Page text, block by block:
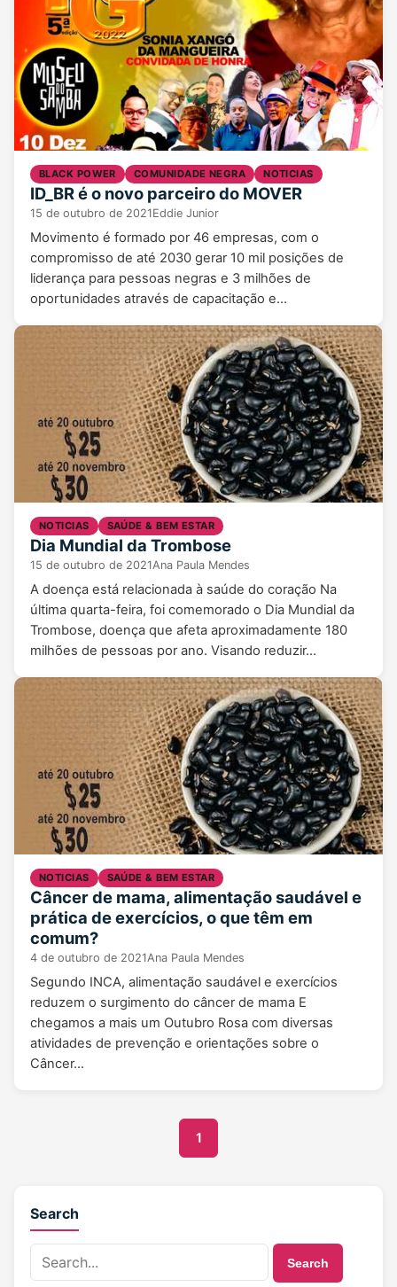
BLACK POWER COMUNIDADE NEGRA NOTICIAS
ID_BR é o novo parceiro do MOVER
15 de outubro de 2021Eddie Junior
Movimento é formado por 46 empresas, com o
compromisso de até 2030 gerar 10 mil posições de
liderança para pessoas negras e 3 milhões de
oportunidades através de capacitação e…
NOTICIAS SAÚDE & BEM ESTAR
Dia Mundial da Trombose
15 de outubro de 2021Ana Paula Mendes
A doença está relacionada à saúde do coração Na
última quarta-feira, foi comemorado o Dia Mundial da
Trombose, doença que afeta aproximadamente 180
milhões de pessoas por ano. Visando reduzir…
NOTICIAS SAÚDE & BEM ESTAR
Câncer de mama, alimentação saudável e
prática de exercícios, o que têm em
comum?
4 de outubro de 2021Ana Paula Mendes
Segundo INCA, alimentação saudável e exercícios
reduzem o surgimento do câncer de mama E
chegamos a mais um Outubro Rosa com diversas
atividades de prevenção e orientações sobre o
Câncer…
1
Search
Search